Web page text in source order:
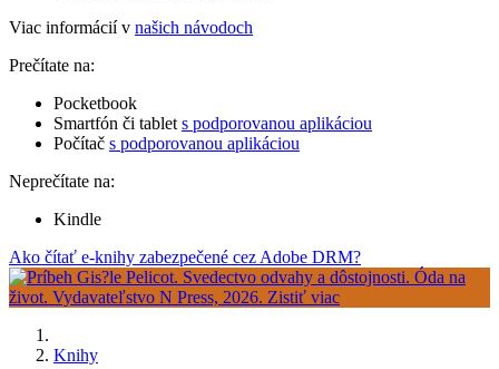
Viac informácií v našich návodoch
Prečítate na:
Pocketbook
Smartfón či tablet s podporovanou aplikáciou
Počítač s podporovanou aplikáciou
Neprečítate na:
Kindle
Ako čítať e-knihy zabezpečené cez Adobe DRM?
Knihy